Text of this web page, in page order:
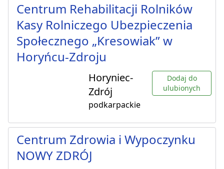
Centrum Rehabilitacji Rolników
Kasy Rolniczego Ubezpieczenia
Społecznego „Kresowiak” w
Horyńcu-Zdroju
Horyniec-
Zdrój
podkarpackie
Dodaj do
ulubionych
Centrum Zdrowia i Wypoczynku
NOWY ZDRÓJ